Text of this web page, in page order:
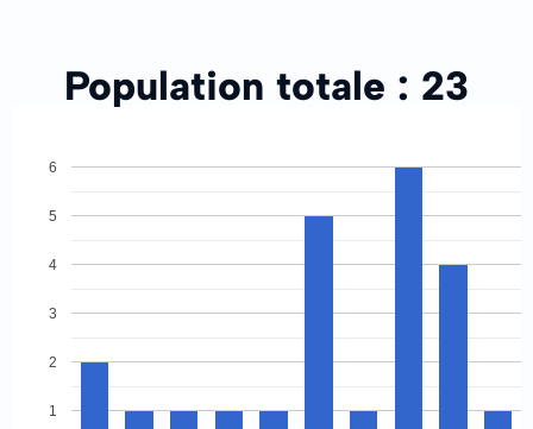
Population totale : 23
1
2
3
4
5
6